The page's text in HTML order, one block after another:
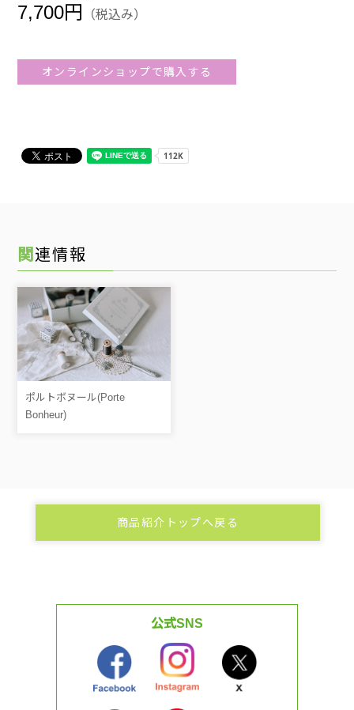
7,700円 （税込み）
オンラインショップで購入する
関連情報
ポルトボヌール(Porte
Bonheur)
商品紹介トップへ戻る
公式SNS